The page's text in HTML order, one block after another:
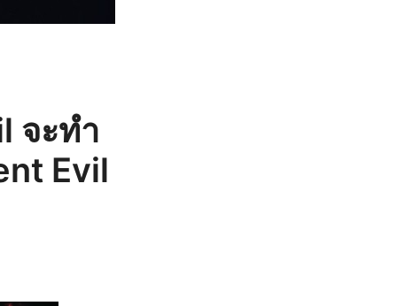
จะทำ
Evil